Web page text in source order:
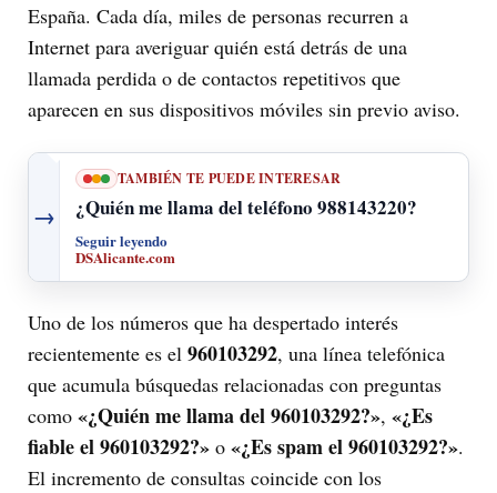
España. Cada día, miles de personas recurren a
Internet para averiguar quién está detrás de una
llamada perdida o de contactos repetitivos que
aparecen en sus dispositivos móviles sin previo aviso.
→
TAMBIÉN TE PUEDE INTERESAR
¿Quién me llama del teléfono 988143220?
Seguir leyendo
DSAlicante.com
Uno de los números que ha despertado interés
recientemente es el 960103292, una línea telefónica
que acumula búsquedas relacionadas con preguntas
como «¿Quién me llama del 960103292?», «¿Es
fiable el 960103292?» o «¿Es spam el 960103292?».
El incremento de consultas coincide con los